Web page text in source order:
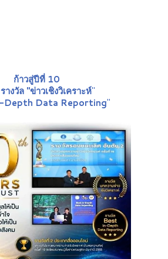
ก้าวสู่ปีที่ 10
างวัล "ข่าวเชิงวิเคราะห์"
Depth Data Reporting"